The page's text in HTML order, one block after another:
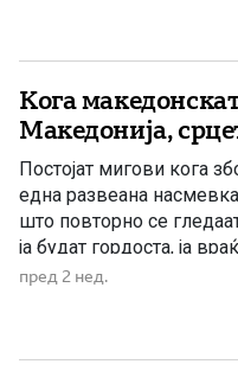
Кога
Македонија,
Постојат мигови кога
една развеана
што повторно се
ја будат гордоста, ја
биде притиснат, но не и
пред 2 нед.